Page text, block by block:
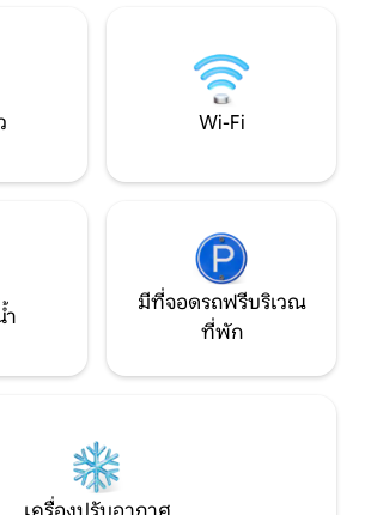
Wi-Fi
ำ
มีที่จอดรถฟรีบริเวณ
ที่พัก